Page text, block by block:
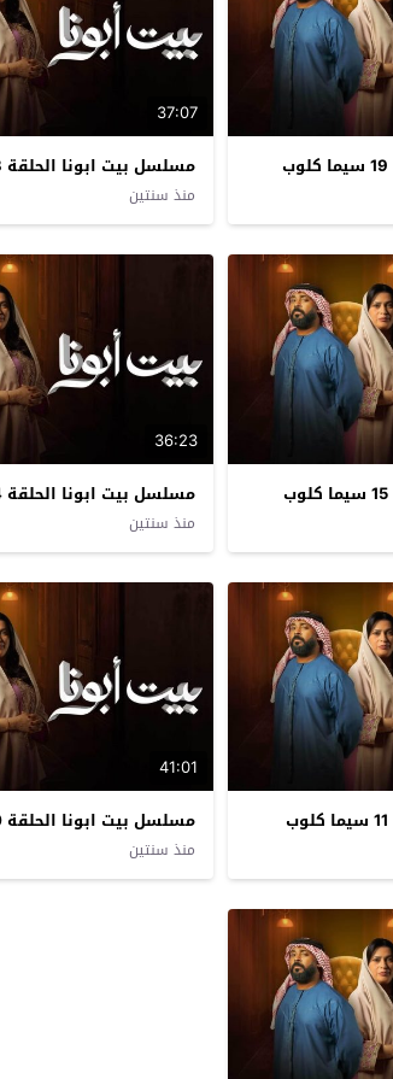
37:07
مسلسل بيت ابونا الحلقة 18 سيما كلوب
منذ سنتين
36:23
مسلسل بيت ابونا الحلقة 14 سيما كلوب
منذ سنتين
41:01
مسلسل بيت ابونا الحلقة 10 سيما كلوب
منذ سنتين